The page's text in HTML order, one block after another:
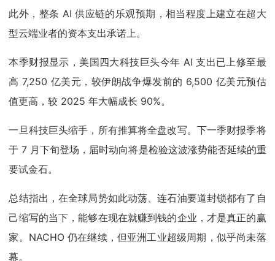
此外，整条 AI 供应链的乐观预期，相当程度上建立在超大
型云端业者的资本支出承诺上。
本季财报显示，美国四大科技巨头今年 AI 支出已上修至最
高 7,250 亿美元，较伊朗战争爆发前的 6,500 亿美元预估
值更高，较 2025 年大幅成长 90%。
一旦科技巨头缩手，所有推算将全盘改写。下一季财报季将
于 7 月下旬登场，届时动向将是检验这波涨势能否延续的重
要试金石。
总结指出，在全球局势如此动荡、连石油要道封锁都有了自
己缩写的当下，能够在现在就赚到钱的企业，才是真正的赢
家。NACHO 仍在继续，但亚洲工业超级周期，似乎尚未落
幕。